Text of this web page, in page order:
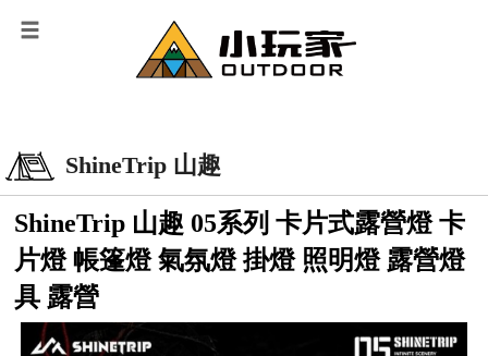
ShineTrip 山趣
ShineTrip 山趣 05系列 卡片式露營燈 卡
片燈 帳篷燈 氣氛燈 掛燈 照明燈 露營燈
具 露營